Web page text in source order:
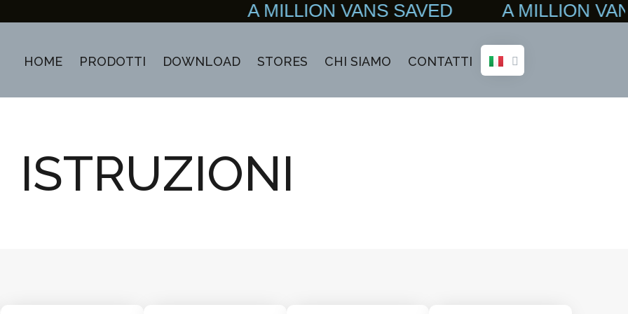
A MILLION VANS SAVED A MILLION
HOME PRODOTTI DOWNLOAD STORES CHI SIAMO CONTATTI
ISTRUZIONI